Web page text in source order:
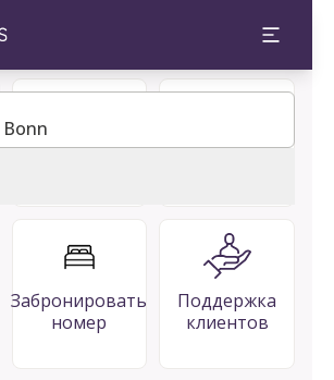
Забронировать
номер
Поддержка
клиентов